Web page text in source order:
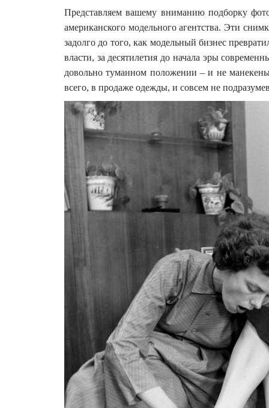
Представляем вашему вниманию подборку
американского модельного агентства. Эти
задолго до того, как модельный бизнес
власти, за десятилетия до начала эры
довольно туманном положении – и не
всего, в продаже одежды, и совсем не